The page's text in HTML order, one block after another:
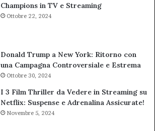
Champions in TV e Streaming
Ottobre 22, 2024
Donald Trump a New York: Ritorno con
una Campagna Controversiale e Estrema
Ottobre 30, 2024
I 3 Film Thriller da Vedere in Streaming su
Netflix: Suspense e Adrenalina Assicurate!
Novembre 5, 2024